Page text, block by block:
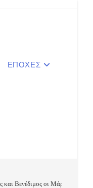
ΕΠΟΧΕΣ
και Βενέδιμος οι